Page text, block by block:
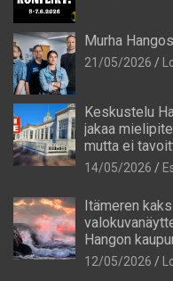
Murha
21/05/2026
Keskustelu
jakaa
mutta ei
14/05/2026
Itämeren
Hangon
12/05/2026